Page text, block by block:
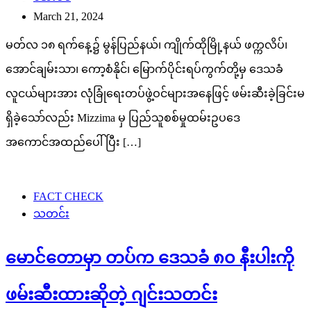
March 21, 2024
မတ်လ ၁၈ ရက်နေ့၌ မွန်ပြည်နယ်၊ ကျိုက်ထိုမြို့နယ် ဖက္ကလိပ်၊
အောင်ချမ်းသာ၊ ကော့စံနိုင်၊ မြောက်ပိုင်းရပ်ကွက်တို့မှ ဒေသခံ
လူငယ်များအား လုံခြုံရေးတပ်ဖွဲ့ဝင်များအနေဖြင့် ဖမ်းဆီးခဲ့ခြင်းမ
ရှိခဲ့သော်လည်း Mizzima မှ ပြည်သူစစ်မှုထမ်းဥပဒေ
အကောင်အထည်ပေါ်ပြီး […]
FACT CHECK
သတင်း
မောင်တောမှာ တပ်က ဒေသခံ ၈၀ နီးပါးကို
ဖမ်းဆီးထားဆိုတဲ့ ဂျင်းသတင်း